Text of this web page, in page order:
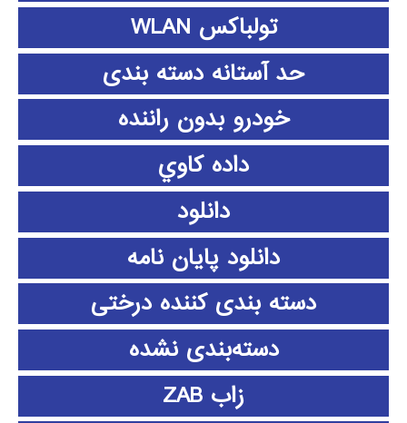
تولباکس WLAN
حد آستانه دسته بندی
خودرو بدون راننده
داده كاوي
دانلود
دانلود پايان نامه
دسته بندی کننده درختی
دسته‌بندی نشده
زاب ZAB